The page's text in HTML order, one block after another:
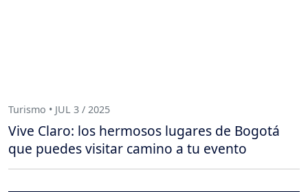
Turismo • JUL 3 / 2025
Vive Claro: los hermosos lugares de Bogotá
que puedes visitar camino a tu evento